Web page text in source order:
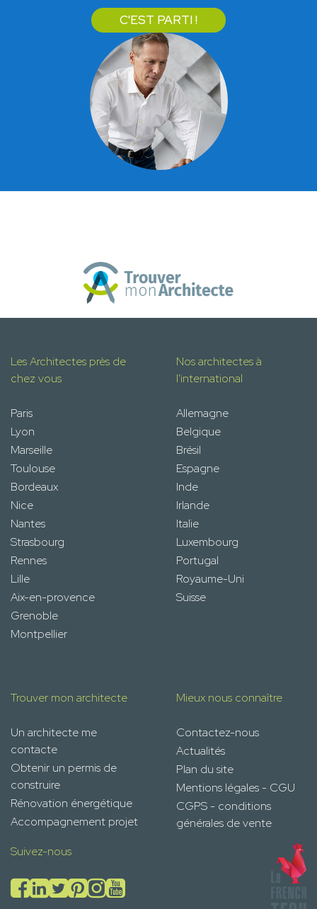
C'EST PARTI !
Les Architectes près de
chez vous
Paris
Lyon
Marseille
Toulouse
Bordeaux
Nice
Nantes
Strasbourg
Rennes
Lille
Aix-en-provence
Grenoble
Montpellier
Nos architectes à
l'international
Allemagne
Belgique
Brésil
Espagne
Inde
Irlande
Italie
Luxembourg
Portugal
Royaume-Uni
Suisse
Trouver mon architecte
Un architecte me
contacte
Obtenir un permis de
construire
Rénovation énergétique
Accompagnement projet
Mieux nous connaître
Contactez-nous
Actualités
Plan du site
Mentions légales - CGU
CGPS - conditions
générales de vente
Suivez-nous